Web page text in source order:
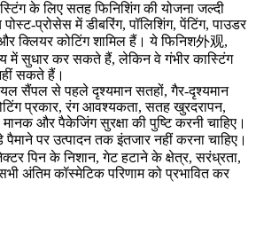
के लिए सतह फिनिशिंग की योजना जल्दी
पोस्ट-प्रोसेस में डीबरिंग, पॉलिशिंग, पेंटिंग, पाउडर
क्लियर कोटिंग शामिल हैं। ये फिनिश外观,
में सुधार कर सकते हैं, लेकिन वे गंभीर कास्टिंग
सकते हैं।
सैंपल से पहले दृश्यमान सतहों, गैर-दृश्यमान
प्रकार, रंग आवश्यकता, सतह खुरदरापन,
मानक और पैकेजिंग सुरक्षा की पुष्टि करनी चाहिए।
पर उत्पादन तक इंतजार नहीं करना चाहिए।
पिन के निशान, गेट हटाने के क्षेत्र, सरंध्रता,
अंतिम कॉस्मेटिक परिणाम को प्रभावित कर